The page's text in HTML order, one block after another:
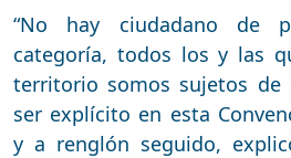
“No hay ciudadano de
categoría, todos los y las
territorio somos sujetos de
ser explícito en esta
y a renglón seguido,